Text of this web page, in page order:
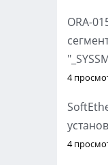
ORA-
4
4